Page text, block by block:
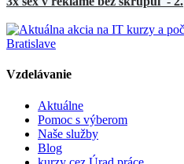
Vzdelávanie
Aktuálne
Pomoc s výberom
Naše služby
Blog